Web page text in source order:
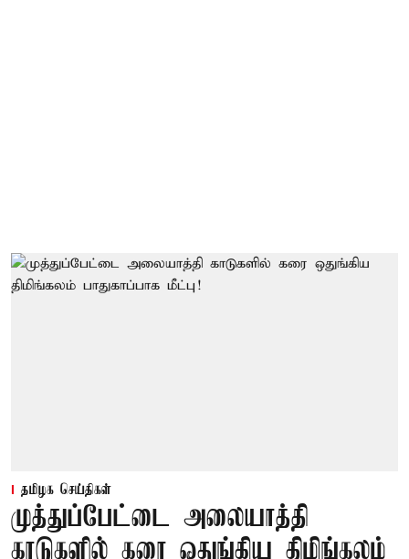
தமிழக செய்திகள்
முத்துப்பேட்டை அலையாத்தி
காடுகளில் கரை ஒதுங்கிய திமிங்கலம்